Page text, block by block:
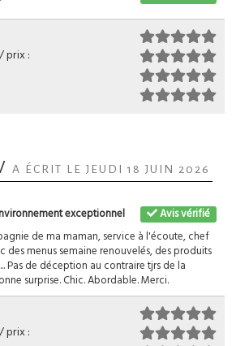
prix :
A ÉCRIT LE JEUDI 18 JUIN 2026
Avis vérifié
exceptionnel
de ma maman, service à l'écoute, chef
des menus semaine renouvelés, des produits
Pas de déception au contraire tjrs de la
surprise. Chic. Abordable. Merci.
prix :